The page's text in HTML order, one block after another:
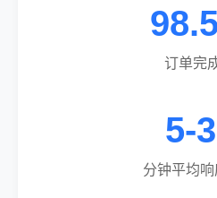
订单完
5-
分钟平均响